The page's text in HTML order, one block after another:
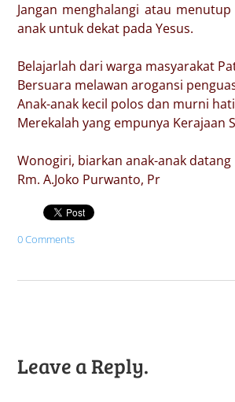
Jangan menghalangi atau
anak untuk dekat pada Yesus.
Belajarlah dari warga masyarakat
Bersuara melawan arogansi
Anak-anak kecil polos dan murni
Merekalah yang empunya Kerajaan
Wonogiri, biarkan anak-anak datang
Rm. A.Joko Purwanto, Pr
0 Comments
Leave a Reply.